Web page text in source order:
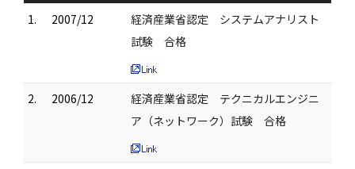
1.
2007/12
経済産業省認定 システムアナリスト
試験 合格
2. 2006/12
経済産業省認定 テクニカルエンジニ
ア（ネットワーク）試験 合格